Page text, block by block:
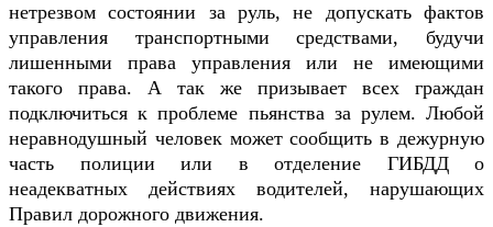
нетрезвом состоянии за руль, не допускать фактов
управления транспортными средствами, будучи
лишенными права управления или не имеющими
такого права. А так же призывает всех граждан
подключиться к проблеме пьянства за рулем. Любой
неравнодушный человек может сообщить в дежурную
часть полиции или в отделение ГИБДД о
неадекватных действиях водителей, нарушающих
Правил дорожного движения.